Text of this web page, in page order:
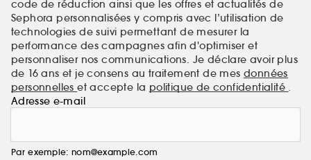
code de réduction ainsi que les offres et actualités de
Sephora personnalisées y compris avec l’utilisation de
technologies de suivi permettant de mesurer la
performance des campagnes afin d'optimiser et
personnaliser nos communications. Je déclare avoir plus
de 16 ans et je consens au traitement de mes données
personnelleset accepte la politique de confidentialité .
Adresse e-mail
Par exemple: nom@example.com